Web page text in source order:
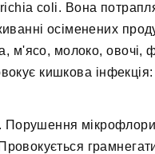
coli. Вона
осіменених
м'ясо, молоко, овочі,
кишкова інфекція:
. Порушення мікрофлори